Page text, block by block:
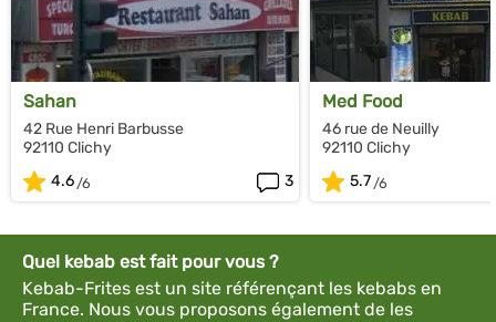
Sahan
42 Rue Henri Barbusse
92110 Clichy
4.6
3
Med Food
46 rue de Neuilly
92110 Clichy
5.7
Quel kebab est fait pour vous ?
Kebab-Frites est un site référençant les kebabs en
France. Nous vous proposons également de les